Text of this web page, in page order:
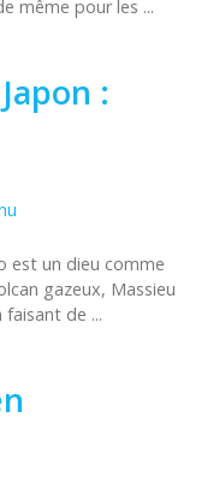
même pour les ...
:
est un dieu comme
gazeux, Massieu
de ...